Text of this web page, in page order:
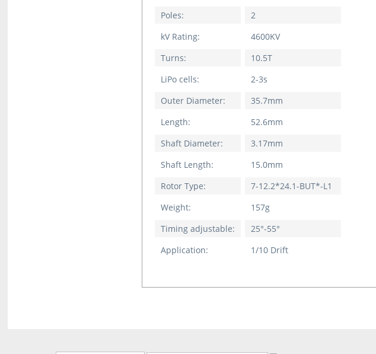
Poles:
2
kV Rating:
4600KV
Turns:
10.5T
LiPo cells:
2-3s
Outer Diameter:
35.7mm
Length:
52.6mm
Shaft Diameter:
3.17mm
Shaft Length:
15.0mm
Rotor Type:
7-12.2*24.1-BUT*-L1
Weight:
157g
Timing adjustable:
25°-55°
Application:
1/10 Drift